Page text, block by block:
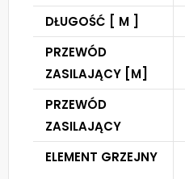
DŁUGOŚĆ [ M ]
PRZEWÓD
ZASILAJĄCY [M]
PRZEWÓD
ZASILAJĄCY
ELEMENT GRZEJNY